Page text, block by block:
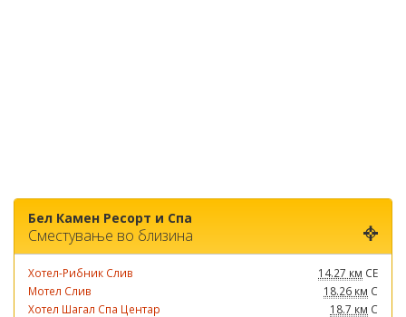
Бел Камен Ресорт и Спа
Сместување во близина
Хотел-Рибник Слив 14.27 км СЕ
Мотел Слив
18.26 км С
Хотел Шагал Спа Центар
18.7 км С